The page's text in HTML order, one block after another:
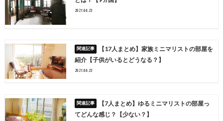
2021.04.23
【17人まとめ】家族ミニマリストの部屋を
紹介【子供がいるとどうなる？】
2021.04.23
【7人まとめ】ゆるミニマリストの部屋っ
てどんな感じ？【少ない？】